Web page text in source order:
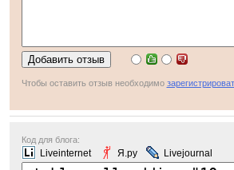
Чтобы оставить отзыв необходимо
Код для блога:
Liveinternet Я.ру Livejournal